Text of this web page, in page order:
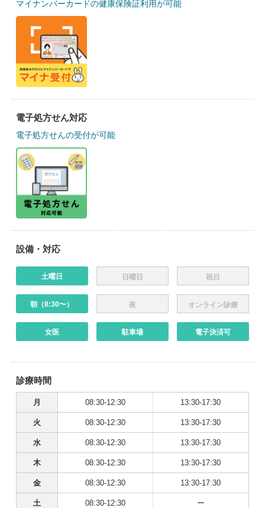
マイナンバーカードの健康保険証利用が可能
電子処方せん対応
電子処方せんの受付が可能
設備・対応
土曜日 日曜日 祝日
朝（8:30〜） 夜 オンライン診療
女医 駐車場 電子決済可
診療時間
月 08:30-12:30 13:30-17:30
火 08:30-12:30 13:30-17:30
水 08:30-12:30 13:30-17:30
木 08:30-12:30 13:30-17:30
金 08:30-12:30 13:30-17:30
土 08:30-12:30 ー